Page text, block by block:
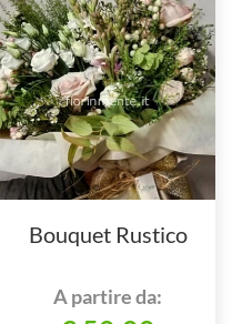
Bouquet Rustico
A partire da: